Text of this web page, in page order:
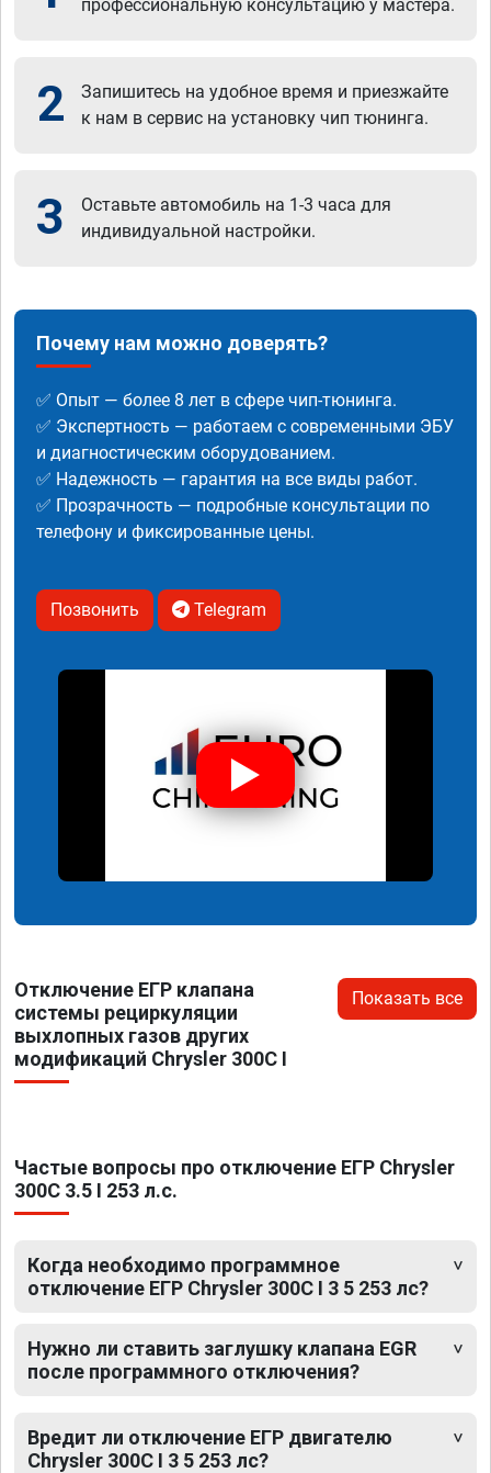
профессиональную консультацию у мастера.
2
Запишитесь на удобное время и приезжайте
к нам в сервис на установку чип тюнинга.
3
Оставьте автомобиль на 1-3 часа для
индивидуальной настройки.
Почему нам можно доверять?
✅ Опыт — более 8 лет в сфере чип-тюнинга.
✅ Экспертность — работаем с современными ЭБУ
и диагностическим оборудованием.
✅ Надежность — гарантия на все виды работ.
✅ Прозрачность — подробные консультации по
телефону и фиксированные цены.
Позвонить Telegram
Отключение ЕГР клапана
системы рециркуляции
выхлопных газов других
модификаций Chrysler 300C I
Показать все
Частые вопросы про отключение ЕГР Chrysler
300C 3.5 I 253 л.с.
Когда необходимо программное
отключение ЕГР Chrysler 300C I 3 5 253 лс?
Нужно ли ставить заглушку клапана EGR
после программного отключения?
Вредит ли отключение ЕГР двигателю
Chrysler 300C I 3 5 253 лс?